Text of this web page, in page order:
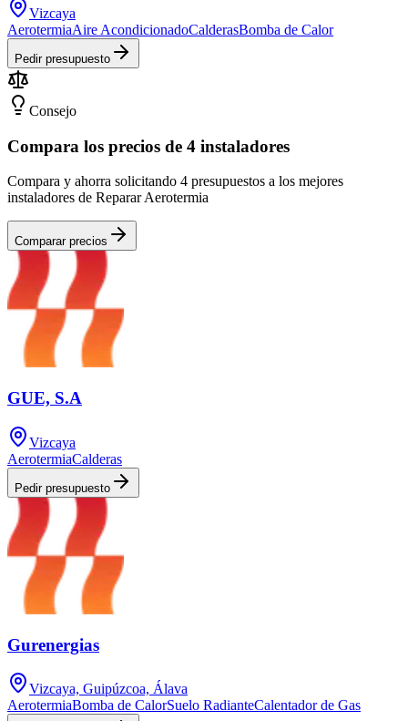
Vizcaya
AerotermiaAire AcondicionadoCalderasBomba de Calor
Pedir presupuesto
Consejo
Compara los precios de 4 instaladores
Compara y ahorra solicitando 4 presupuestos a los mejores
instaladores de Reparar Aerotermia
Comparar precios
GUE, S.A
Vizcaya
AerotermiaCalderas
Pedir presupuesto
Gurenergias
Vizcaya, Guipúzcoa, Álava
AerotermiaBomba de CalorSuelo RadianteCalentador de Gas